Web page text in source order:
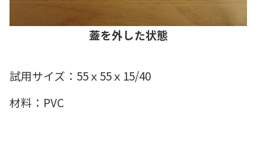
蓋を外した状態
試用サイズ：55ｘ55ｘ15/40
材料：PVC